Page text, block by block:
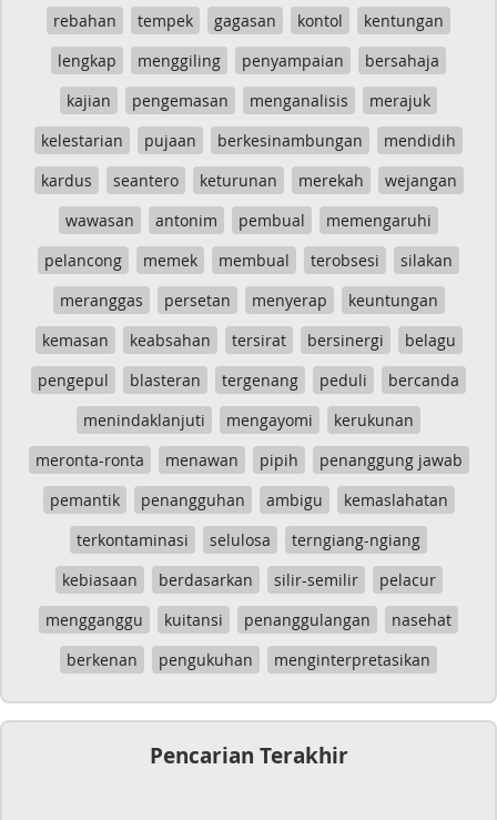
rebahan tempek gagasan kontol
kentungan
lengkap
menggiling penyampaian
bersahaja
kajian
pengemasan menganalisis
merajuk
kelestarian
pujaan berkesinambungan
mendidih
kardus
seantero keturunan merekah
wejangan
wawasan
antonim pembual
memengaruhi
pelancong
memek membual terobsesi
silakan
meranggas
persetan menyerap
keuntungan
kemasan
keabsahan tersirat bersinergi
belagu
pengepul
blasteran tergenang peduli
bercanda
menindaklanjuti
mengayomi
kerukunan
meronta-ronta
menawan pipih
penanggung jawab
pemantik
penangguhan ambigu
kemaslahatan
terkontaminasi
selulosa
terngiang-ngiang
kebiasaan
berdasarkan silir-semilir
pelacur
mengganggu
kuitansi penanggulangan
nasehat
berkenan
pengukuhan menginterpretasikan
Pencarian Terakhir